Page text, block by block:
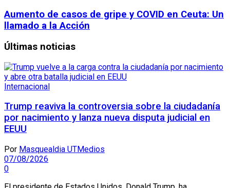
Aumento de casos de gripe y COVID en Ceuta: Un
llamado a la Acción
Últimas noticias
Internacional
Trump reaviva la controversia sobre la ciudadanía
por nacimiento y lanza nueva disputa judicial en
EEUU
Por Masquealdia UTMedios
07/08/2026
0